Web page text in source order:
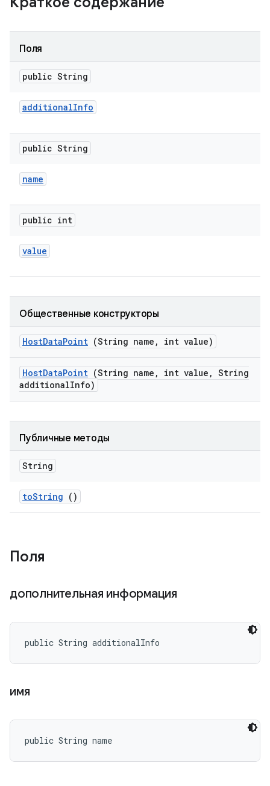
Поля
public String
additionalInfo
public String
name
public int
value
Общественные конструкторы
HostDataPoint (String name , int value)
HostDataPoint (String name , int value , String
additionalInfo)
Публичные методы
String
toString ()
Поля
дополнительная информация
public String additionalInfo
имя
public String name